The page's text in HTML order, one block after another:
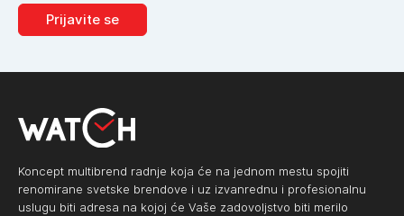
Prijavite se
Koncept multibrend radnje koja će na jednom mestu spojiti
renomirane svetske brendove i uz izvanrednu i profesionalnu
uslugu biti adresa na kojoj će Vaše zadovoljstvo biti merilo